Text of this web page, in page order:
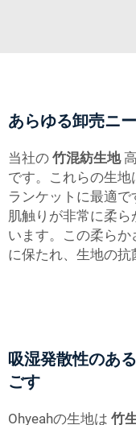
あらゆる卸売ニ
当社の 竹混紡生地
です。これらの生
ランケットに最適
肌触りが非常に柔
います。この柔ら
に保たれ、生地の抗
吸湿発散性のあ
ごす
Ohyeahの生地は 竹